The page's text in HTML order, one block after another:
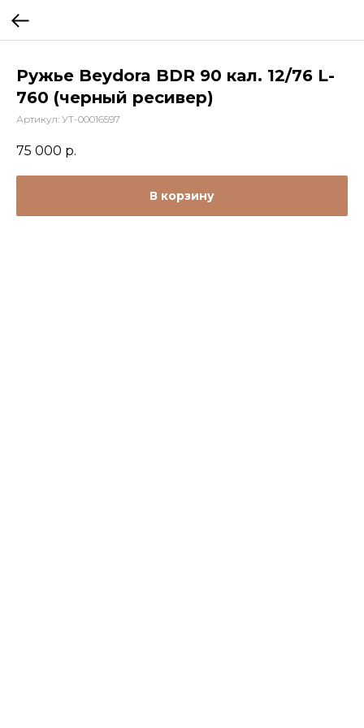
Ружье Beydora BDR 90 кал. 12/76 L-
760 (черный ресивер)
Артикул: УТ-00016597
75 000 р.
В корзину